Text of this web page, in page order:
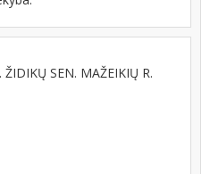
SEN. MAŽEIKIŲ R.